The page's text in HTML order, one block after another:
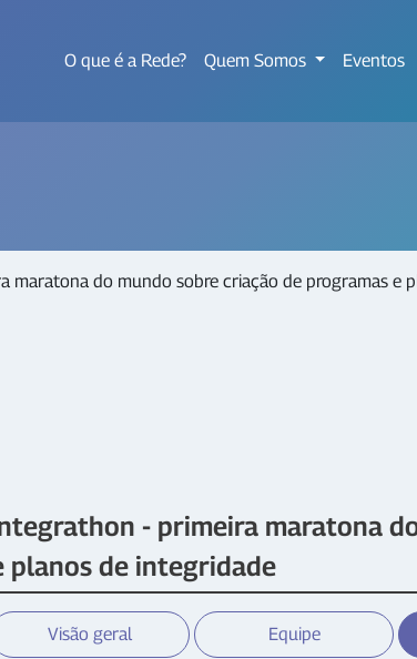
O que é a Rede? Quem Somos Eventos
maratona do mundo sobre criação de programas e
- primeira maratona
planos de integridade
Visão geral Equipe